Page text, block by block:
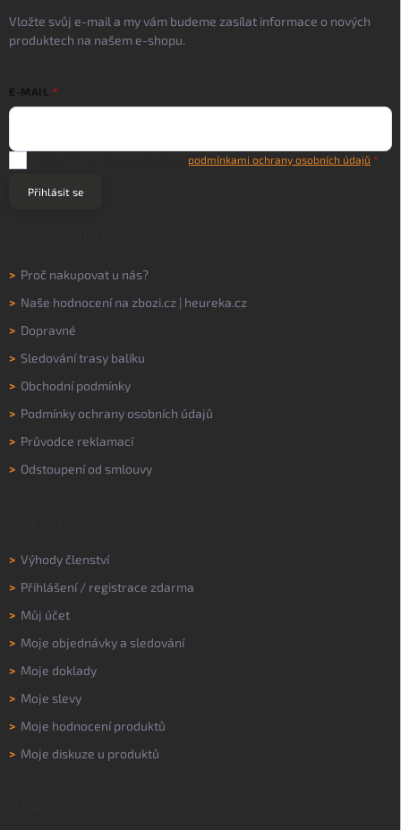
Vložte svůj e-mail a my vám budeme zasílat informace o nových
produktech na našem e-shopu.
E-MAIL
podmínkami ochrany osobních údajů
Přihlásit se
> Proč nakupovat u nás?
> Naše hodnocení na zbozi.cz | heureka.cz
> Dopravné
> Sledování trasy balíku
> Obchodní podmínky
> Podmínky ochrany osobních údajů
> Průvodce reklamací
> Odstoupení od smlouvy
> Výhody členství
> Přihlášení/ registrace zdarma
> Můj účet
> Moje objednávky a sledování
> Moje doklady
> Moje slevy
> Moje hodnocení produktů
> Moje diskuze u produktů